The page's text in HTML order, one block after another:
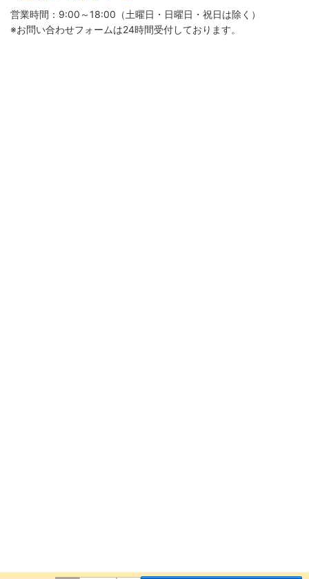
営業時間：9:00～18:00（土曜日・日曜日・祝日は除く）
※お問い合わせフォームは24時間受付しております。